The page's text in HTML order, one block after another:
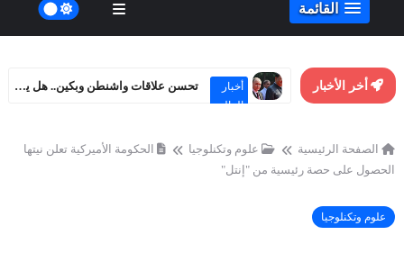
القائمة
أخر الأخبار
أخبار
العالم
تحسن علاقات واشنطن وبكين.. هل يهدد مصالح روسيا الاستراتيجية؟
الصفحة الرئيسية علوم وتكنلوجيا
الحكومة الأميركية تعلن نيتها
الحصول على حصة رئيسية من "إنتل"
علوم وتكنلوجيا